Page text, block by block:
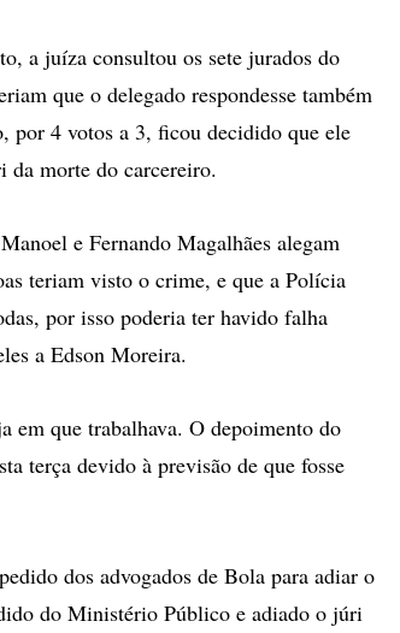
a juíza consultou os sete jurados do
que o delegado respondesse também
por 4 votos a 3, ficou decidido que ele
da morte do carcereiro.
e Fernando Magalhães alegam
teriam visto o crime, e que a Polícia
por isso poderia ter havido falha
a Edson Moreira.
em que trabalhava. O depoimento do
terça devido à previsão de que fosse
dos advogados de Bola para adiar o
do Ministério Público e adiado o júri